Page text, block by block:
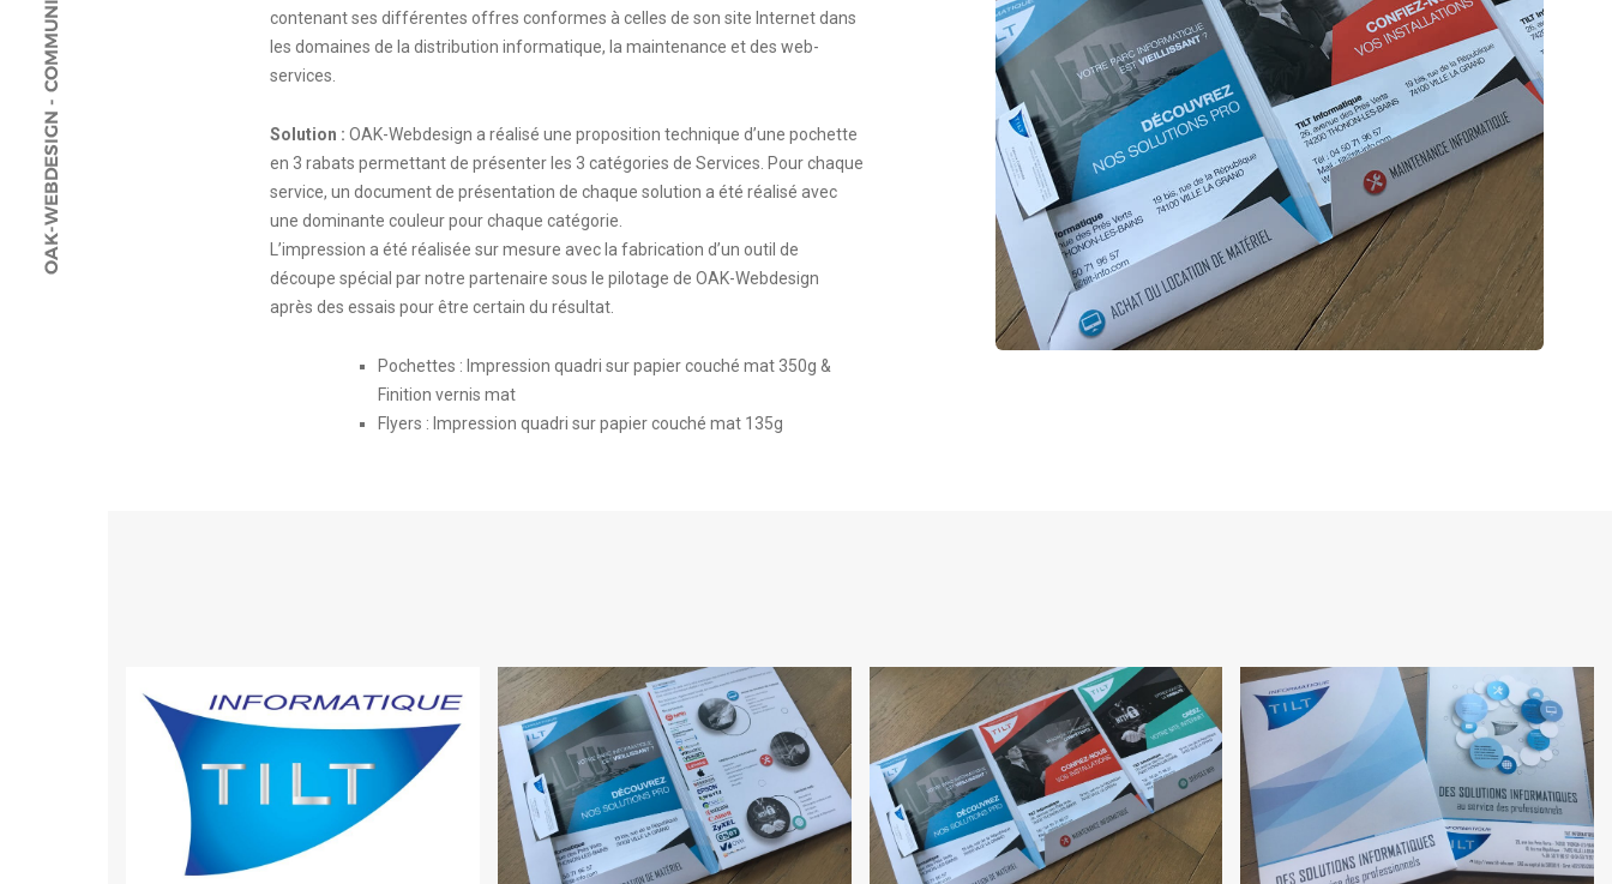
contenant ses différentes offres conformes à celles de son site Internet dans
les domaines de la distribution informatique, la maintenance et des web-
services.
Solution :OAK-Webdesign a réalisé une proposition technique d’une pochette
en 3 rabats permettant de présenter les 3 catégories de Services. Pour chaque
service, un document de présentation de chaque solution a été réalisé avec
une dominante couleur pour chaque catégorie.
L’impression a été réalisée sur mesure avec la fabrication d’un outil de
découpe spécial par notre partenaire sous le pilotage de OAK-Webdesign
après des essais pour être certain du résultat.
Pochettes : Impression quadri sur papier couché mat 350g &
Finition vernis mat
Flyers : Impression quadri sur papier couché mat 135g
LOGO TILT INFORMATIQUE
PLAQUETTE TILT INFORMATIQUE PAR
OAK WEBDESIGN 2
PLAQUETTE TILT INFORMATIQUE PAR
OAK WEBDESIGN 3
PLAQUETTE TILT INFORMATIQUE PAR
OAK WEBDESIGN